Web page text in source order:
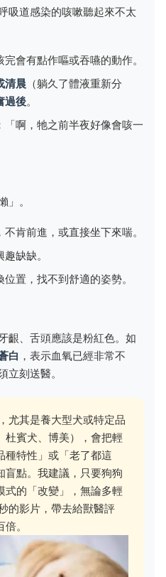
吸道感染的咳嗽聽起來不太
會有點作嘔或吞嚥的動作。
清晨 （躺久了體液重新分
過後。
啊，牠之前半夜好像會咳一
」。
肯前進，或直接坐下來喘。
缺缺。
置，找不到舒適的姿勢。
齦、舌頭應該是粉紅色。如
白 ，表示血氧已經非常不
立刻送醫。
尤其是養大型犬或特定品
杜賓犬、博美），會把輕
種特性」或「老了都這
盲點。我建議，只要狗狗
式的「改變」，無論多輕
的影片，帶去給獸醫評
。